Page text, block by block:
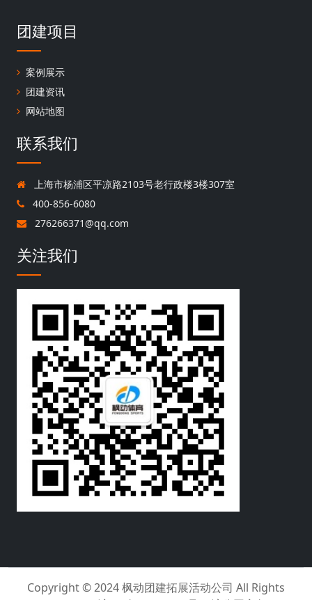
团建项目
案例展示
团建资讯
网站地图
联系我们
上海市杨浦区平凉路2103号老行政楼3楼307室
400-856-6080
276266371@qq.com
关注我们
Copyright © 2024枫动团建拓展活动公司 All Rights